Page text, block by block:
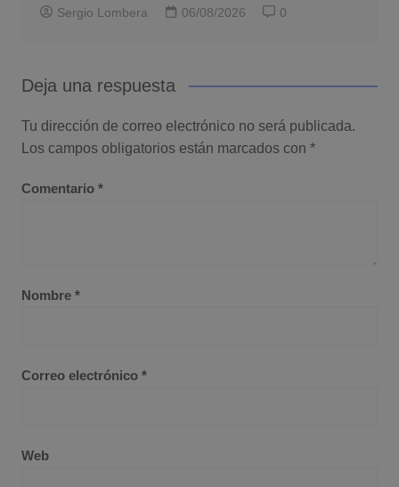
Sergio Lombera 06/08/2026 0
Deja una respuesta
Tu dirección de correo electrónico no será publicada.
Los campos obligatorios están marcados con *
Comentario *
Nombre *
Correo electrónico *
Web